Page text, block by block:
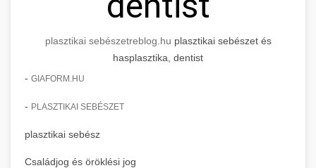
plasztikai sebészetreblog.hu plasztikai sebészet és
hasplasztika, dentist
- GIAFORM.HU
- PLASZTIKAI SEBÉSZET
plasztikai sebész
Családjog és öröklési jog